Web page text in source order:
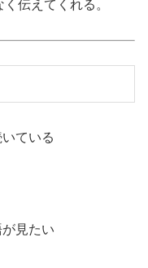
伝えてくれる。
ている
見たい